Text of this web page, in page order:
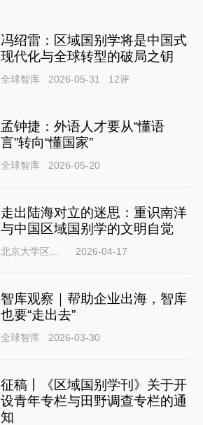
冯绍雷：区域国别学将是中国式
现代化与全球转型的破局之钥
全球智库 2026-05-31 12评
孟钟捷：外语人才要从“懂语
言”转向“懂国家”
全球智库 2026-05-20
走出陆海对立的迷思：重识南洋
与中国区域国别学的文明自觉
2026-04-17
智库观察｜帮助企业出海，智库
也要“走出去”
全球智库 2026-03-30
征稿丨《区域国别学刊》关于开
设青年专栏与田野调查专栏的通
知